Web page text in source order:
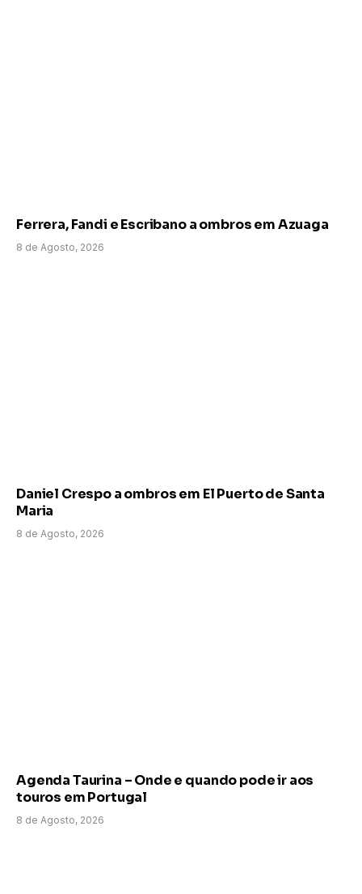
Ferrera, Fandi e Escribano a ombros em Azuaga
8 de Agosto, 2026
Daniel Crespo a ombros em El Puerto de Santa
Maria
8 de Agosto, 2026
Agenda Taurina – Onde e quando pode ir aos
touros em Portugal
8 de Agosto, 2026